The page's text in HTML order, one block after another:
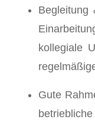
Begleitung
kollegiale
Gute